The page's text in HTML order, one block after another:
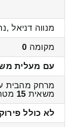
מנווה דניאל
מקומה 0
עם מעלית
מרחק מהבית
משאית 15
לא כולל